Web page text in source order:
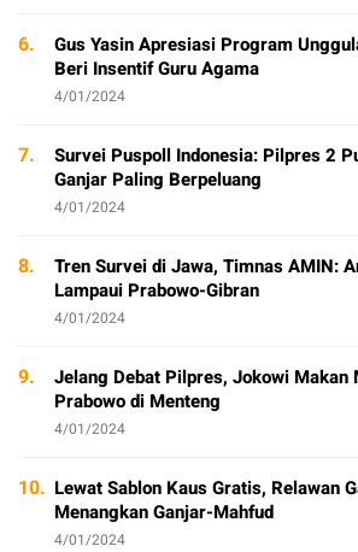
6.
Gus Yasin Apresiasi Program
Beri Insentif Guru Agama
4/01/2024
7.
Survei Puspoll Indonesia: Pilpres 2
Ganjar Paling Berpeluang
4/01/2024
8.
Tren Survei di Jawa, Timnas AMIN:
Lampaui Prabowo-Gibran
4/01/2024
9.
Jelang Debat Pilpres, Jokowi Makan
Prabowo di Menteng
4/01/2024
10. Lewat Sablon Kaus Gratis, Relawan
Menangkan Ganjar-Mahfud
4/01/2024